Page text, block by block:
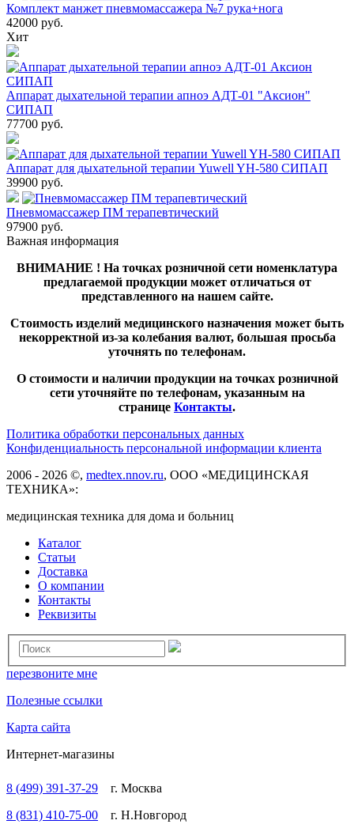
Комплект манжет пневмомассажера №7 рука+нога
42000 руб.
Хит
Аппарат дыхательной терапии апноэ АДТ-01 "Аксион"
СИПАП
77700 руб.
Аппарат для дыхательной терапии Yuwell YH-580 СИПАП
39900 руб.
Пневмомассажер ПМ терапевтический
97900 руб.
Важная информация
ВНИМАНИЕ ! На точках розничной сети номенклатура
предлагаемой продукции может отличаться от
представленного на нашем сайте.
Стоимость изделий медицинского назначения может быть
некорректной из-за колебания валют, большая просьба
уточнять по телефонам.
О стоимости и наличии продукции на точках розничной
сети уточняйте по телефонам, указанным на
странице Контакты.
Политика обработки персональных данных
Конфиденциальность персональной информации клиента
2006 - 2026 ©, medtex.nnov.ru, ООО «МЕДИЦИНСКАЯ
ТЕХНИКА»:
медицинская техника для дома и больниц
Каталог
Статьи
Доставка
О компании
Контакты
Реквизиты
перезвоните мне
Полезные ссылки
Карта сайта
Интернет-магазины
8 (499) 391-37-29 г. Москва
8 (831) 410-75-00 г. Н.Новгород